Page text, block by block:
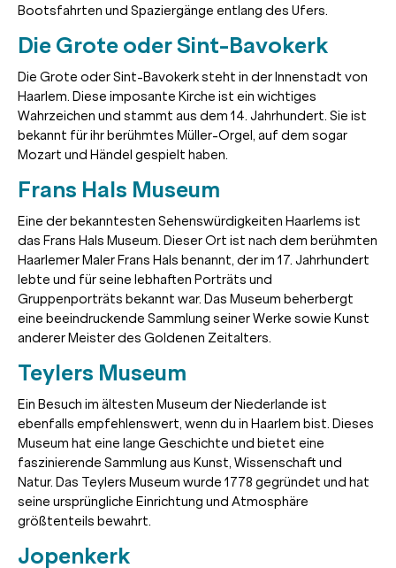
Bootsfahrten und Spaziergänge entlang des Ufers.
Die Grote oder Sint-Bavokerk
Die Grote oder Sint-Bavokerk steht in der Innenstadt von
Haarlem. Diese imposante Kirche ist ein wichtiges
Wahrzeichen und stammt aus dem 14. Jahrhundert. Sie ist
bekannt für ihr berühmtes Müller-Orgel, auf dem sogar
Mozart und Händel gespielt haben.
Frans Hals Museum
Eine der bekanntesten Sehenswürdigkeiten Haarlems ist
das Frans Hals Museum. Dieser Ort ist nach dem berühmten
Haarlemer Maler Frans Hals benannt, der im 17. Jahrhundert
lebte und für seine lebhaften Porträts und
Gruppenporträts bekannt war. Das Museum beherbergt
eine beeindruckende Sammlung seiner Werke sowie Kunst
anderer Meister des Goldenen Zeitalters.
Teylers Museum
Ein Besuch im ältesten Museum der Niederlande ist
ebenfalls empfehlenswert, wenn du in Haarlem bist. Dieses
Museum hat eine lange Geschichte und bietet eine
faszinierende Sammlung aus Kunst, Wissenschaft und
Natur. Das Teylers Museum wurde 1778 gegründet und hat
seine ursprüngliche Einrichtung und Atmosphäre
größtenteils bewahrt.
Jopenkerk